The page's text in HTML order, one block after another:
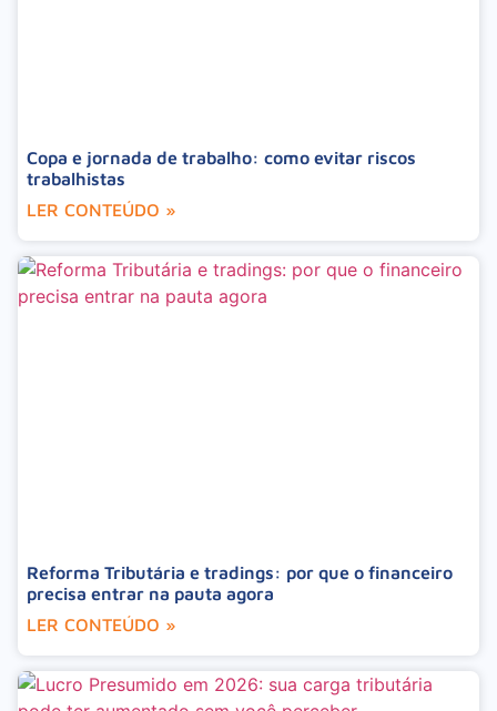
Copa e jornada de trabalho: como evitar riscos
trabalhistas
LER CONTEÚDO »
Reforma Tributária e tradings: por que o financeiro
precisa entrar na pauta agora
LER CONTEÚDO »